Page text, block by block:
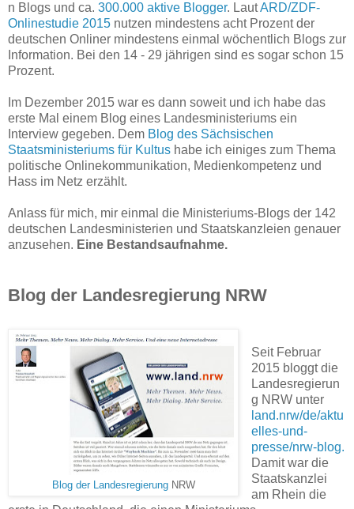
n Blogs und ca. 300.000 aktive Blogger. LautARD/ZDF-
Onlinestudie 2015 nutzen mindestens acht Prozent der
deutschen Onliner mindestens einmal wöchentlich Blogs zur
Information. Bei den 14 - 29 jährigen sind es sogar schon 15
Prozent.
Im Dezember 2015 war es dann soweit und ich habe das
erste Mal einem Blog eines Landesministeriums ein
Interview gegeben. Dem Blog des Sächsischen
Staatsministeriums für Kultus habe ich einiges zum Thema
politische Onlinekommunikation, Medienkompetenz und
Hass im Netz erzählt.
Anlass für mich, mir einmal die Ministeriums-Blogs der 142
deutschen Landesministerien und Staatskanzleien genauer
anzusehen. Eine Bestandsaufnahme.
Blog der Landesregierung NRW
Blog der LandesregierungNRW
Seit Februar
2015 bloggt die
Landesregierun
g NRW unter
land.nrw/de/aktu
elles-und-
presse/nrw-blog.
Damit war die
Staatskanzlei
am Rhein die